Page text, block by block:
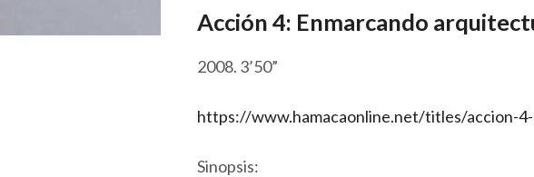
Acción 4: Enmarcando
2008. 3’50”
https://www.hamacaonline.net/titles/accion-
Sinopsis: